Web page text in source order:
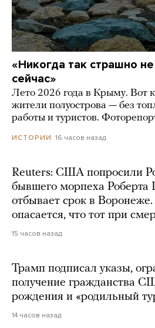
«Никогда так страшно
сейчас»
Лето 2026 года в Крыму. Вот
жители полуострова — без
работы и туристов.
ИСТОРИИ 16 часов назад
Reuters: США попросили
бывшего морпеха Роберта
отбывает срок в
опасается, что тот при
15 часов назад
Трамп подписал указы,
получение гражданства
рождения и «родильный
14 часов назад